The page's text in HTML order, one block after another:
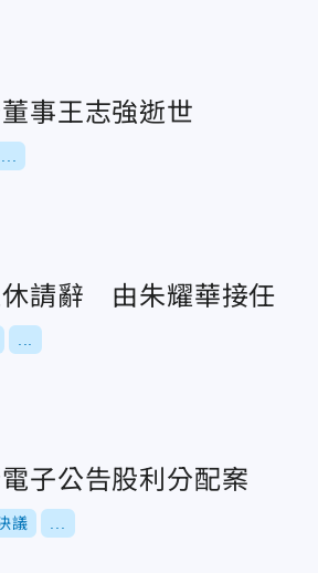
事王志強逝世
休請辭 由朱耀華接任
子公告股利分配案
議